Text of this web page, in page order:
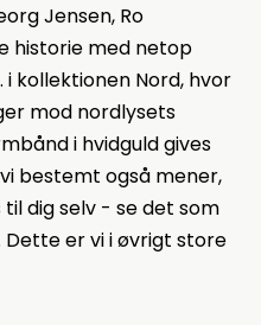
Jensen, Ro
historie med netop
kollektionen Nord, hvor
mod nordlysets
i hvidguld gives
bestemt også mener,
dig selv - se det som
er vi i øvrigt store